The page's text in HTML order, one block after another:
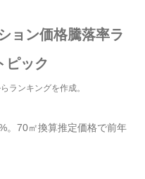
ョン価格騰落率ラ
ピック
ランキングを作成。
。70㎡換算推定価格で前年